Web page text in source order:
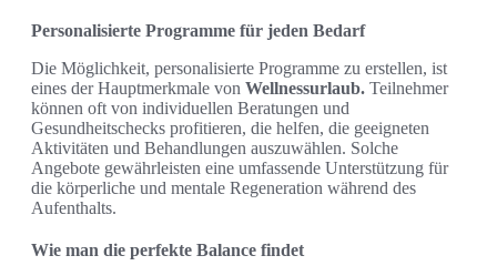
Personalisierte Programme für jeden Bedarf
Die Möglichkeit, personalisierte Programme zu erstellen, ist
eines der Hauptmerkmale von Wellnessurlaub. Teilnehmer
können oft von individuellen Beratungen und
Gesundheitschecks profitieren, die helfen, die geeigneten
Aktivitäten und Behandlungen auszuwählen. Solche
Angebote gewährleisten eine umfassende Unterstützung für
die körperliche und mentale Regeneration während des
Aufenthalts.
Wie man die perfekte Balance findet